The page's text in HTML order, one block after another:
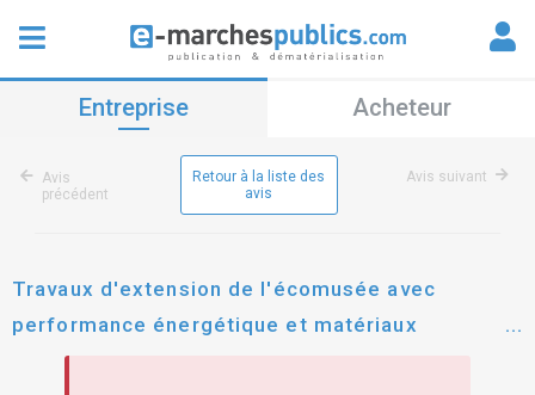
Entreprise Acheteur
Avis
précédent
Retour à la liste des
avis
Avis suivant
Travaux d'extension de l'écomusée avec
performance énergétique et matériaux
biosourcés